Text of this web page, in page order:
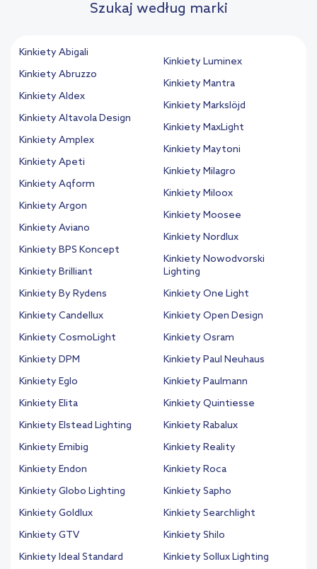
Szukaj według marki
Kinkiety Abigali
Kinkiety Abruzzo
Kinkiety Aldex
Kinkiety Altavola Design
Kinkiety Amplex
Kinkiety Apeti
Kinkiety Aqform
Kinkiety Argon
Kinkiety Aviano
Kinkiety BPS Koncept
Kinkiety Brilliant
Kinkiety By Rydens
Kinkiety Candellux
Kinkiety CosmoLight
Kinkiety DPM
Kinkiety Eglo
Kinkiety Elita
Kinkiety Elstead Lighting
Kinkiety Emibig
Kinkiety Endon
Kinkiety Globo Lighting
Kinkiety Goldlux
Kinkiety GTV
Kinkiety Ideal Standard
Kinkiety Luminex
Kinkiety Mantra
Kinkiety Markslöjd
Kinkiety MaxLight
Kinkiety Maytoni
Kinkiety Milagro
Kinkiety Miloox
Kinkiety Moosee
Kinkiety Nordlux
Kinkiety Nowodvorski
Lighting
Kinkiety One Light
Kinkiety Open Design
Kinkiety Osram
Kinkiety Paul Neuhaus
Kinkiety Paulmann
Kinkiety Quintiesse
Kinkiety Rabalux
Kinkiety Reality
Kinkiety Roca
Kinkiety Sapho
Kinkiety Searchlight
Kinkiety Shilo
Kinkiety Sollux Lighting